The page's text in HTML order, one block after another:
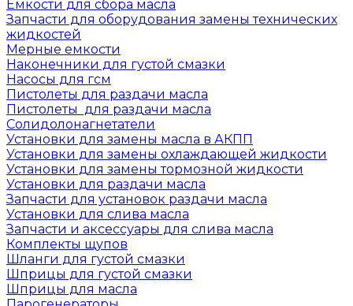
Емкости для сбора масла
Запчасти для оборудования замены технических
жидкостей
Мерные емкости
Наконечники для густой смазки
Насосы для гсм
Пистолеты для раздачи масла
Пистолеты для раздачи масла
Солидолонагнетатели
Установки для замены масла в АКПП
Установки для замены охлаждающей жидкости
Установки для замены тормозной жидкости
Установки для раздачи масла
Запчасти для установок раздачи масла
Установки для слива масла
Запчасти и аксессуары для слива масла
Комплекты щупов
Шланги для густой смазки
Шприцы для густой смазки
Шприцы для масла